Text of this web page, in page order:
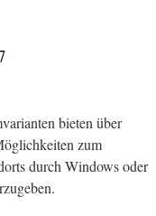
bieten über
zum
durch Windows oder